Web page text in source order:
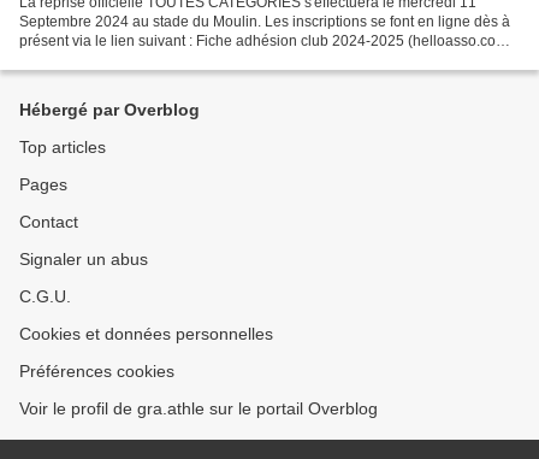
Septembre 2024 au stade du Moulin. Les inscriptions se font en ligne dès à
présent via le lien suivant : Fiche adhésion club 2024-2025 (helloasso.com)
Hébergé par Overblog
Top articles
Pages
Contact
Signaler un abus
C.G.U.
Cookies et données personnelles
Préférences cookies
Voir le profil de gra.athle sur le portail Overblog